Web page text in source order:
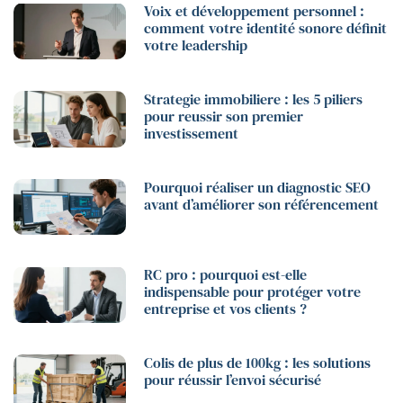
Voix et développement personnel :
comment votre identité sonore définit
votre leadership
Strategie immobiliere : les 5 piliers
pour reussir son premier
investissement
Pourquoi réaliser un diagnostic SEO
avant d’améliorer son référencement
RC pro : pourquoi est-elle
indispensable pour protéger votre
entreprise et vos clients ?
Colis de plus de 100kg : les solutions
pour réussir l’envoi sécurisé